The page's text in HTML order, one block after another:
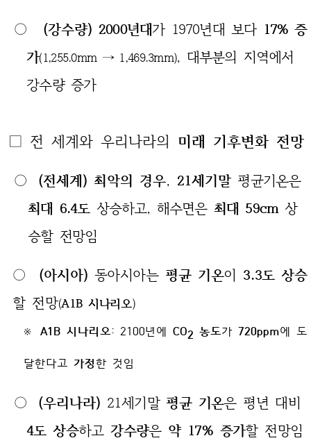
○(강수량) 2000년대가 1970년대 보다 17% 증
가(1,255.0mm → 1,469.3mm), 대부분의 지역에서
강수량 증가
□ 전 세계와 우리나라의 미래 기후변화 전망
○(전세계) 최악의 경우, 21세기말 평균기온은
최대 6.4도상승하고, 해수면은 최대 59cm상
승할 전망임
○ (아시아) 동아시아는 평균 기온이 3.3도 상승
할 전망(A1B 시나리오)
※ A1B 시나리오: 2100년에 CO2 농도가 720ppm에 도
달한다고 가정한 것임
○(우리나라) 21세기말 평균 기온은 평년 대비
4도 상승하고강수량은 약 17% 증가할 전망임